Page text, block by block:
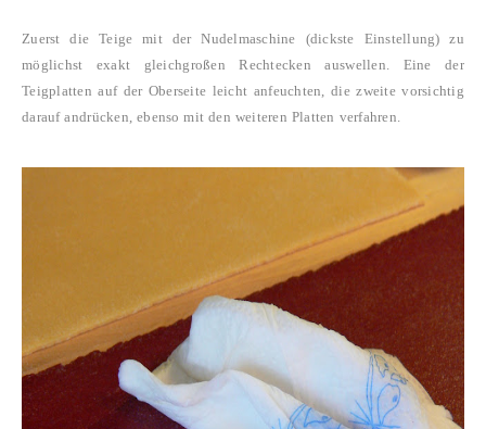
Zuerst die Teige mit der Nudelmaschine (dickste Einstellung) zu
möglichst exakt gleichgroßen Rechtecken auswellen. Eine der
Teigplatten auf der Oberseite leicht anfeuchten, die zweite vorsichtig
darauf andrücken, ebenso mit den weiteren Platten verfahren.